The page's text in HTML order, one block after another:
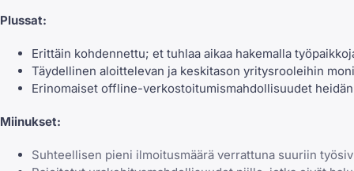
Plussat:
Erittäin kohdennettu; et tuhlaa aikaa hakemalla
Täydellinen aloittelevan ja keskitason yritysrooleihin
Erinomaiset offline-verkostoitumismahdollisuudet
Miinukset:
Suhteellisen pieni ilmoitusmäärä verrattuna suuriin